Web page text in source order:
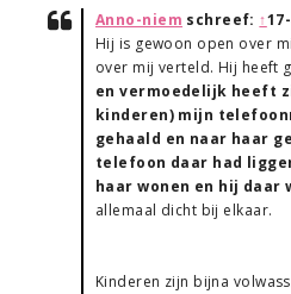
Anno-niem schreef: ↑
Hij is gewoon open over
over mij verteld. Hij heeft
en vermoedelijk heeft
kinderen) mijn
gehaald en naar haar
telefoon daar had
haar wonen en hij daar
allemaal dicht bij elkaar.
Kinderen zijn bijna